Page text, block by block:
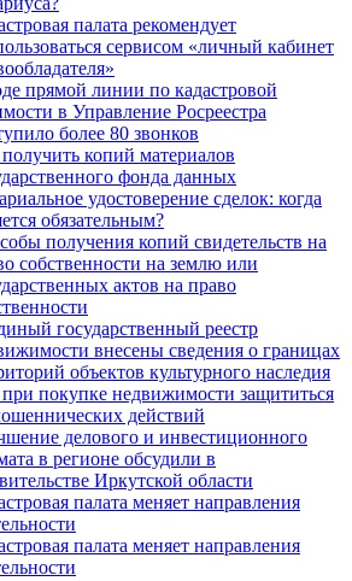
палата рекомендует
сервисом «личный кабинет
прямой линии по кадастровой
в Управление Росреестра
более 80 звонков
копий материалов
фонда данных
удостоверение сделок: когда
обязательным?
получения копий свидетельств на
собственности на землю или
актов на право
государственный реестр
внесены сведения о границах
объектов культурного наследия
покупке недвижимости защититься
действий
делового и инвестиционного
в регионе обсудили в
Иркутской области
палата меняет направления
палата меняет направления